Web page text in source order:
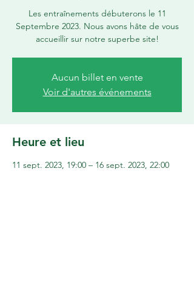
Les entraînements débuterons le 11
Septembre 2023. Nous avons hâte de vous
accueillir sur notre superbe site!
Aucun billet en vente
Voir d'autres événements
Heure et lieu
11 sept. 2023, 19:00 – 16 sept. 2023, 22:00